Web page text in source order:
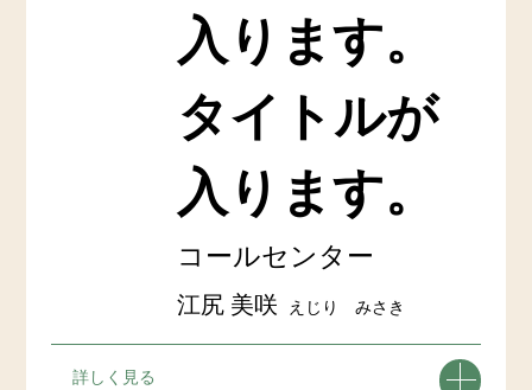
入ります。
タイトルが
入ります。
コールセンター
江尻 美咲 えじり みさき
詳しく見る